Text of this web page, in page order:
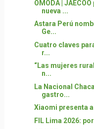
OMODA |
nueva ...
Astara Perú
Ge...
Cuatro claves
r...
“Las mujeres
n...
La Nacional
gastro...
Xiaomi presenta
FIL Lima 2026: